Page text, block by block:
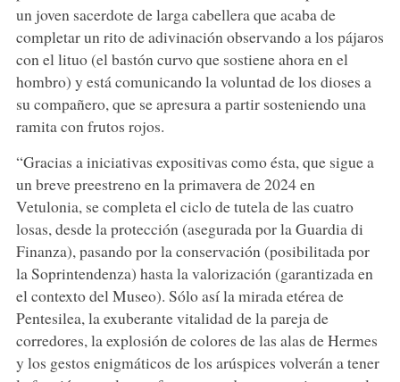
un joven sacerdote de larga cabellera que acaba de
completar un rito de adivinación observando a los pájaros
con el lituo (el bastón curvo que sostiene ahora en el
hombro) y está comunicando la voluntad de los dioses a
su compañero, que se apresura a partir sosteniendo una
ramita con frutos rojos.
“Gracias a iniciativas expositivas como ésta, que sigue a
un breve preestreno en la primavera de 2024 en
Vetulonia, se completa el ciclo de tutela de las cuatro
losas, desde la protección (asegurada por la Guardia di
Finanza), pasando por la conservación (posibilitada por
la Soprintendenza) hasta la valorización (garantizada en
el contexto del Museo). Sólo así la mirada etérea de
Pentesilea, la exuberante vitalidad de la pareja de
corredores, la explosión de colores de las alas de Hermes
y los gestos enigmáticos de los arúspices volverán a tener